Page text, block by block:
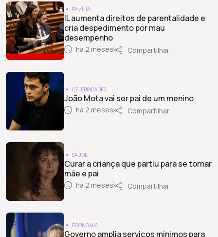
FAMÍLIA
IL aumenta direitos de parentalidade e
cria despedimento por mau
desempenho
há 2 meses Compartilhar
CELEBRIDADES
João Mota vai ser pai de um menino
há 2 meses Compartilhar
SAÚDE
Curar a criança que partiu para se tornar
mãe e pai
há 2 meses Compartilhar
ECONOMIA
Governo amplia serviços mínimos para